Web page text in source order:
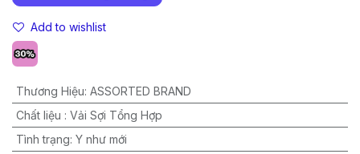
Add to wishlist
Thương Hiệu: ASSORTED BRAND
Chất liệu : Vải Sợi Tổng Hợp
Tình trạng: Y như mới